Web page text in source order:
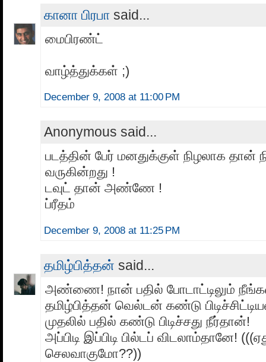
கானா பிரபா said...
மைபிரண்ட்
வாழ்த்துக்கள் ;)
December 9, 2008 at 11:00 PM
Anonymous said...
படத்தின் பேர் மனதுக்குள் நிழலாக தான்
வருகின்றது !
டவுட் தான் அண்ணே !
ப்ரீதம்
December 9, 2008 at 11:25 PM
தமிழ்பித்தன் said...
அண்ணை! நான் பதில் போடாட்டிலும்
தமிழ்பித்தன் வெல்டன் கண்டு
முதலில் பதில் கண்டு பிடிச்சது நீர்தான்!
அப்பிடி இப்பிடி பில்டப் விடலாம்தானே!
செலவாகுமோ??))